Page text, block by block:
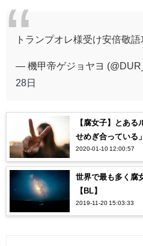
トランプオレ様受け安倍敬語
— 機甲帝ゲジョヤヨ
28日
【腐女子】とあ
せめぎ合ってい
2020-01-10 12:00:57
世界で最も多く腐
【BL】
2019-11-20 15:03:33